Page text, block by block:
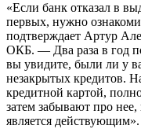
«Если банк отказал в
первых, нужно
подтверждает Артур
ОКБ. — Два раза в год
вы увидите, были ли у
незакрытых кредитов.
кредитной картой,
затем забывают про нее,
является действующим».